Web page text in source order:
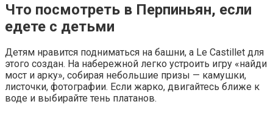
Что посмотреть в Перпиньян, если
едете с детьми
Детям нравится подниматься на башни, а Le Castillet для
этого создан. На набережной легко устроить игру «найди
мост и арку», собирая небольшие призы — камушки,
листочки, фотографии. Если жарко, двигайтесь ближе к
воде и выбирайте тень платанов.